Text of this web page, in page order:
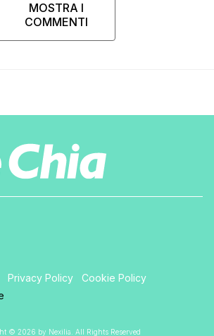
MOSTRA I
COMMENTI
Privacy Policy
Cookie Policy
© 2026 by Nexilia. All Rights Reserved